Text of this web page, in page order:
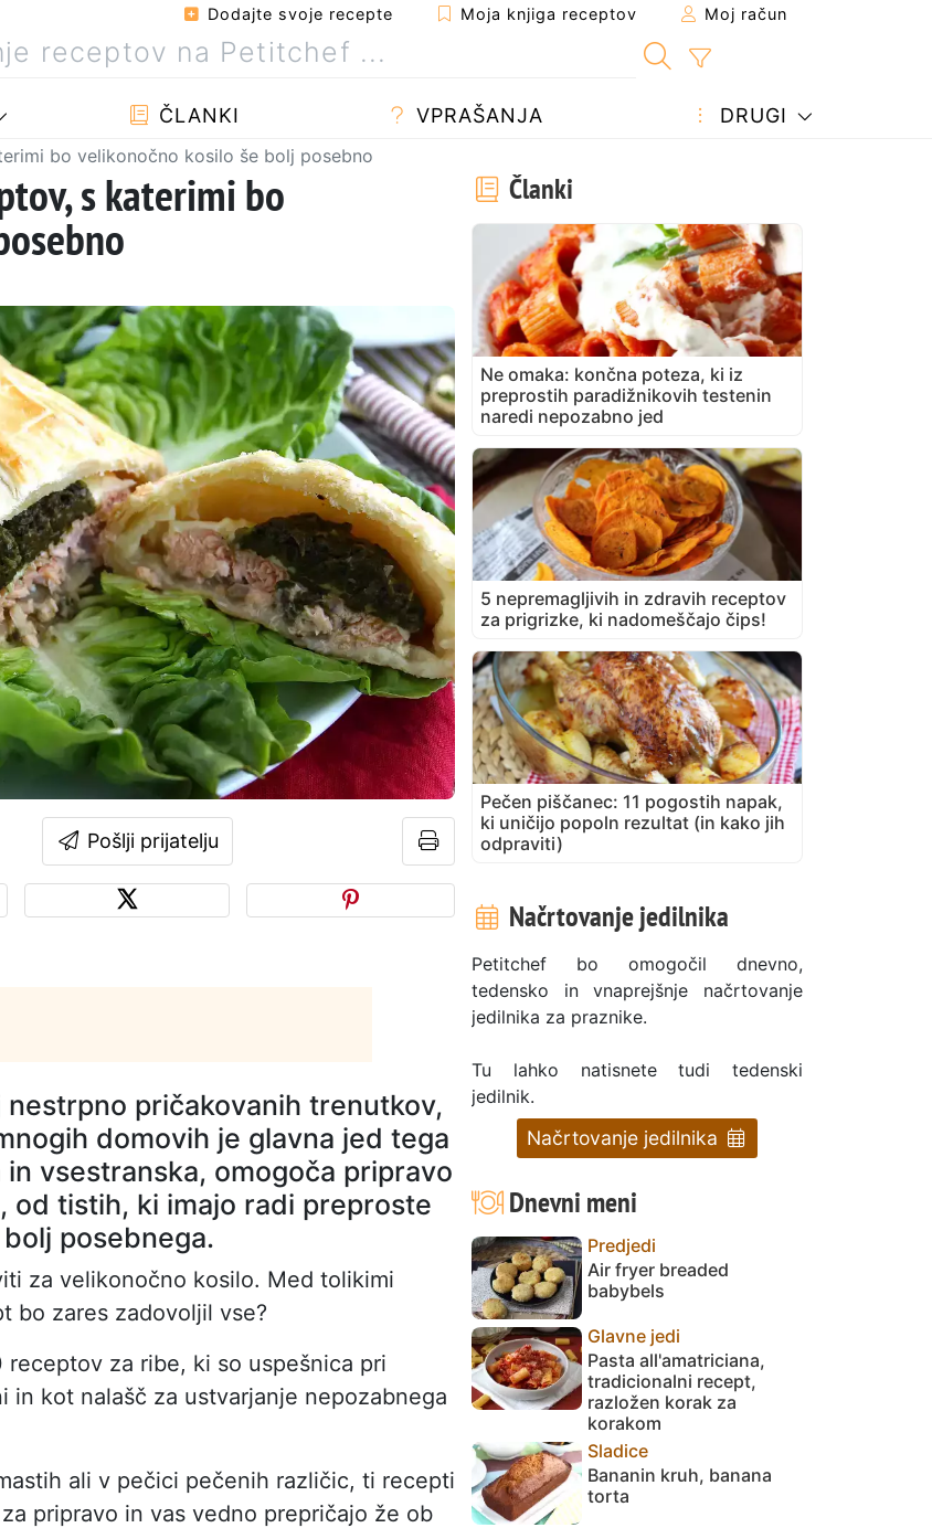
Dodajte svoje recepte Moja knjiga receptov Moj račun
ČLANKI VPRAŠANJA DRUGI
bo velikonočno kosilo še bolj posebno
s katerimi bo
Pošlji prijatelju
pričakovanih trenutkov,
domovih je glavna jed tega
vsestranska, omogoča pripravo
od tistih, ki imajo radi preproste
posebnega.
za velikonočno kosilo. Med tolikimi
bo zares zadovoljil vse?
receptov za ribe, ki so uspešnica pri
kot nalašč za ustvarjanje nepozabnega
ali v pečici pečenih različic, ti recepti
pripravo in vas vedno prepričajo že ob
Članki
Ne omaka: končna poteza, ki iz
preprostih paradižnikovih testenin
naredi nepozabno jed
5 nepremagljivih in zdravih receptov
za prigrizke, ki nadomeščajo čips!
Pečen piščanec: 11 pogostih napak,
ki uničijo popoln rezultat (in kako jih
odpraviti)
Načrtovanje jedilnika
Petitchef bo omogočil dnevno,
tedensko in vnaprejšnje načrtovanje
jedilnika za praznike.
Tu lahko natisnete tudi tedenski
jedilnik.
Načrtovanje jedilnika
Dnevni meni
Predjedi
Air fryer breaded
babybels
Glavne jedi
Pasta all'amatriciana,
tradicionalni recept,
razložen korak za
korakom
Sladice
Bananin kruh, banana
torta